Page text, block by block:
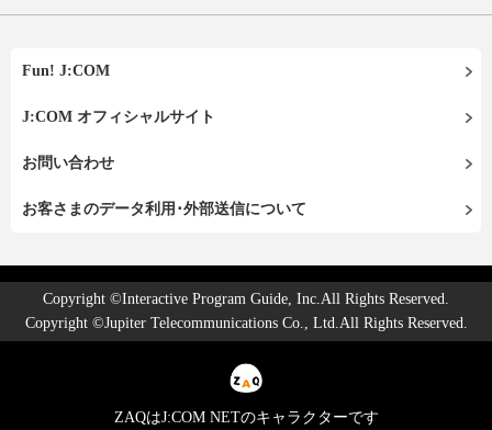
Fun! J:COM
J:COM オフィシャルサイト
お問い合わせ
お客さまのデータ利用･外部送信について
Copyright ©Interactive Program Guide, Inc.All Rights Reserved.
Copyright ©Jupiter Telecommunications Co., Ltd.All Rights Reserved.
ZAQはJ:COM NETのキャラクターです